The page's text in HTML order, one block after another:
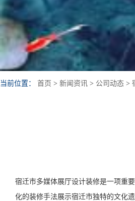
当前位置： 首页 > 新闻资讯 > 公司动态 >
宿迁市多媒体展厅设计装修是一项重
化的装修手法展示宿迁市独特的文化遗